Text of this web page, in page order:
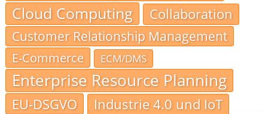
Cloud Computing Collaboration
Customer Relationship Management
E-Commerce
ECM/DMS
Enterprise Resource Planning
EU-DSGVO Industrie 4.0 und IoT